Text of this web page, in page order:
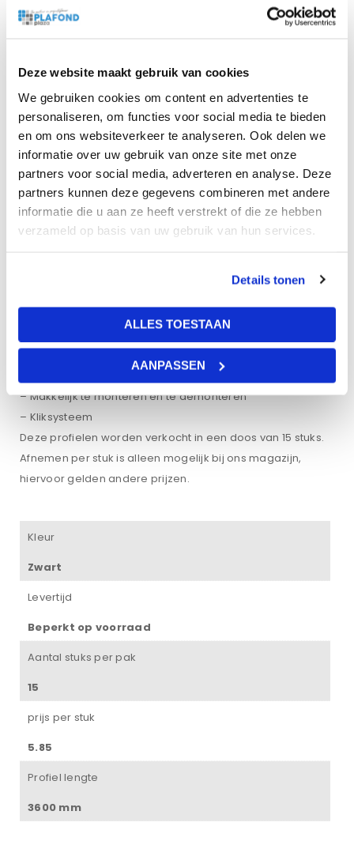
Deze website maakt gebruik van cookies
We gebruiken cookies om content en advertenties te
personaliseren, om functies voor social media te bieden
en om ons websiteverkeer te analyseren. Ook delen we
informatie over uw gebruik van onze site met onze
partners voor social media, adverteren en analyse. Deze
partners kunnen deze gegevens combineren met andere
informatie die u aan ze heeft verstrekt of die ze hebben
verzameld op basis van uw gebruik van hun services.
Details tonen
ALLES TOESTAAN
AANPASSEN
Beschrijving
Het Rockfon Chicago Metallic Universal 2850 ZWART
haaksysteem. De hoofprofielen van 3600mm zorgen voor
de draagkracht van het gehele raster. Omdat de
belastbaarheid 9kilo per m2 is kan je makkelijk inleg en
doorzak platen van Rockfon monteren. De CM Rockfon
profielen hebben een vooraf geproduceerde montage
haken en sleuven om gemakkelijk het raster in elkaar te
monteren. Het hoofdprofiel heeft een bulb-tegen-bulb
profiel. Met een CMC Rockfon gebouwde systeemplafond
– Makkelijk te monteren en te demonteren
– Kliksysteem
Deze profielen worden verkocht in een doos van 15 stuks.
Afnemen per stuk is alleen mogelijk bij ons magazijn,
hiervoor gelden andere prijzen.
Kleur
Zwart
Levertijd
Beperkt op voorraad
Aantal stuks per pak
15
prijs per stuk
5.85
Profiel lengte
3600 mm